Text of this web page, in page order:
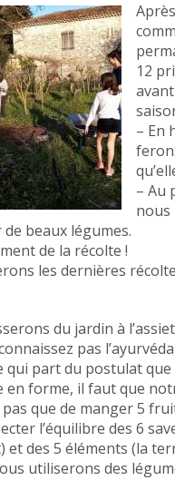
12
– En
– Au
nous
beaux légumes.
de la récolte !
les dernières
du jardin à
pas
part du postulat que
en forme, il faut que
pas que de manger 5
l’équilibre des 6
des 5 éléments (la
utiliserons des